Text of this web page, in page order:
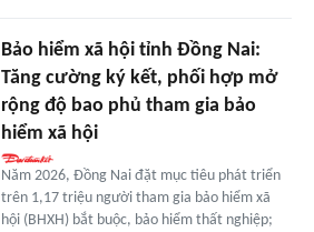
Bảo hiểm xã hội tỉnh Đồng Nai:
Tăng cường ký kết, phối hợp mở
rộng độ bao phủ tham gia bảo
hiểm xã hội
Năm 2026, Đồng Nai đặt mục tiêu phát triển
trên 1,17 triệu người tham gia bảo hiểm xã
hội (BHXH) bắt buộc, bảo hiểm thất nghiệp;